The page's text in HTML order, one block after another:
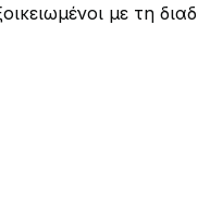
με τη